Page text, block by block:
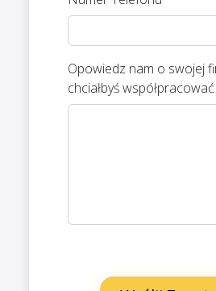
Opowiedz nam o swojej
chciałbyś